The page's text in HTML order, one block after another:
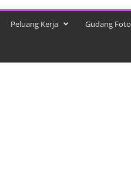
Peluang Kerja Gudang Foto